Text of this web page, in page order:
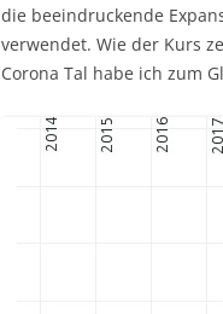
die beeindruckende
verwendet. Wie der Kurs
Corona Tal habe ich zum